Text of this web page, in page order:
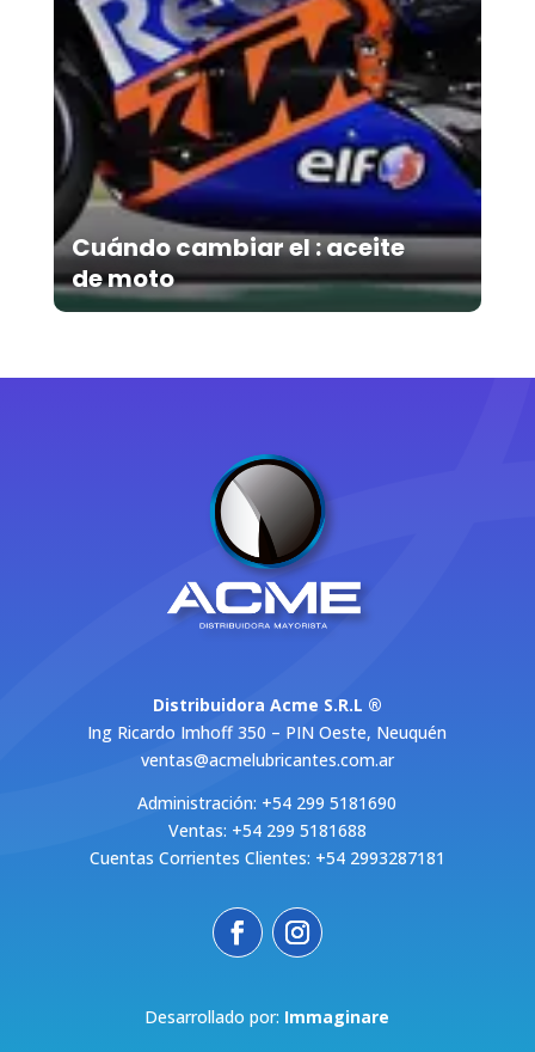
Cuándo cambiar el : aceite
de moto
Distribuidora Acme S.R.L ®
Ing Ricardo Imhoff 350 – PIN Oeste, Neuquén
ventas@acmelubricantes.com.ar
Administración: +54 299 5181690
Ventas: +54 299 5181688
Cuentas Corrientes Clientes: +54 2993287181
Desarrollado por: Immaginare